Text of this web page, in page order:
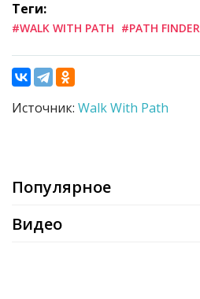
Теги:
#WALK WITH PATH #PATH FINDER
Источник: Walk With Path
Популярное
Видео